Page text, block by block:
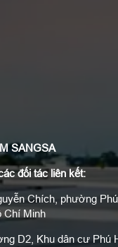
SANGSA
đối tác liên kết:
Chích, phường
Chí Minh
D2, Khu dân cư Phú